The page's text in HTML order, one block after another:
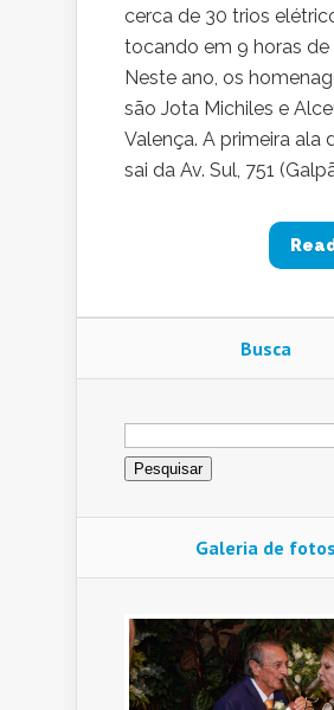
cerca de 30 trios
tocando em 9 horas de
Neste ano, os
são Jota Michiles e
Valença. A primeira ala
sai da Av. Sul, 751
Busca
Pesquisar
por:
Galeria de fotos